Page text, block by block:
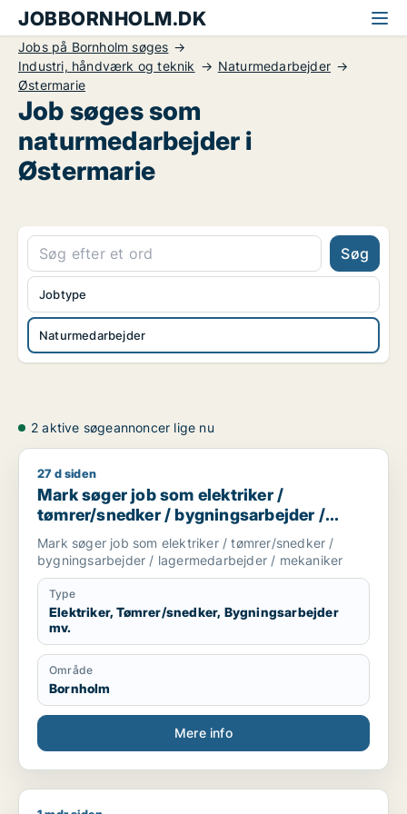
JOBBORNHOLM.DK
Jobs på Bornholm søges
Industri, håndværk og teknik
Naturmedarbejder
Østermarie
Job søges som
naturmedarbejder i
Østermarie
Søg
Naturmedarbejder
Jobtype
2 aktive søgeannoncer lige nu
Mark søger job som elektriker / tømrer/snedker /
27 d siden
Mark søger job som elektriker /
tømrer/snedker / bygningsarbejder /
lagermedarbejder / mekaniker
Mark søger job som elektriker / tømrer/snedker /
bygningsarbejder / lagermedarbejder / mekaniker
Type
Elektriker, Tømrer/snedker, Bygningsarbejder
mv.
Område
Bornholm
Mere info